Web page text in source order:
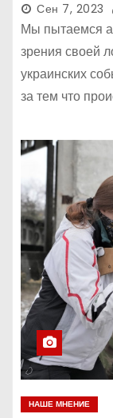
Сен 7, 2023
Мы пытаемся
зрения своей
украинских
за тем что
НАШЕ МНЕНИЕ